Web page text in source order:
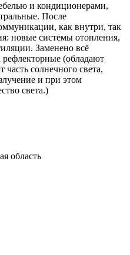
и кондиционерами,
После
как внутри, так
новые системы отопления,
Заменено всё
(обладают
солнечного света,
и при этом
света.)
область